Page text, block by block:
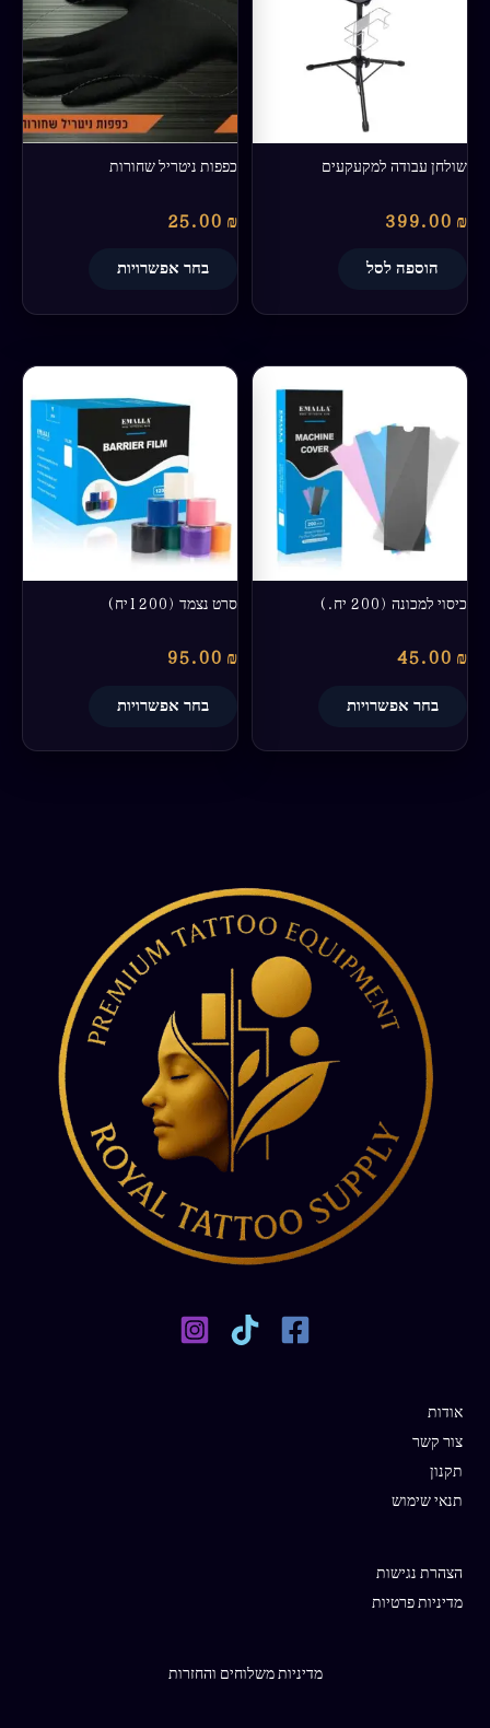
שולחן עבודה למקעקעים
399.00 ₪
הוספה לסל
כפפות ניטריל שחורות
25.00 ₪
בחר אפשרויות
מספר
סוגים.
ניתן
לבחור
את
האפשרויות
כיסוי למכונה (200 יח.)
45.00 ₪
בחר אפשרויות
זה
יש
מספר
סוגים.
ניתן
לבחור
את
האפשרויות
סרט נצמד (1200יח)
95.00 ₪
בחר אפשרויות
זה
מספר
סוגים.
ניתן
לבחור
את
אודות
צור קשר
תקנון
תנאי שימוש
הצהרת נגישות
מדיניות פרטיות
מדיניות משלוחים והחזרות